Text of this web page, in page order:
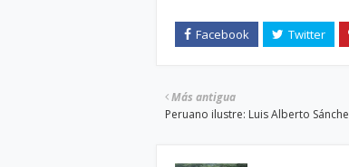
Más antigua
Peruano ilustre: Luis Alberto